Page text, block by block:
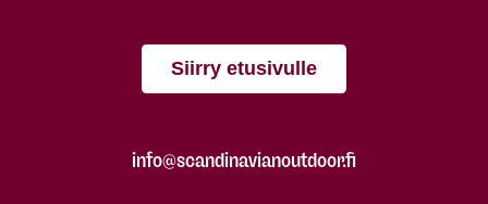
Siirry etusivulle
info@scandinavianoutdoor.fi